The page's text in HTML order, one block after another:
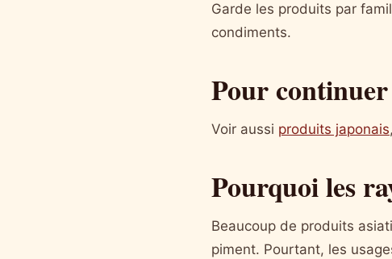
Garde les produits par
condiments.
Pour continuer
Voir aussi produits japonais,
Pourquoi les
Beaucoup de produits
piment. Pourtant, les